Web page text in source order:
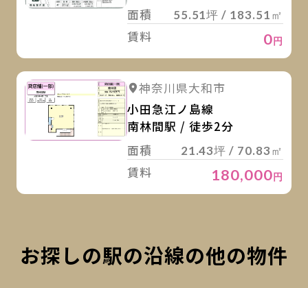
面積
55.51坪 / 183.51㎡
賃料 0円
詳細を見る
神奈川県大和市
小田急江ノ島線
南林間駅 / 徒歩2分
面積
21.43坪 / 70.83㎡
賃料 180,000円
お探しの駅の沿線の他の物件